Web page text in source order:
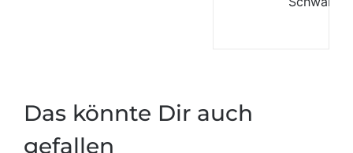
Das könnte Dir auch
gefallen